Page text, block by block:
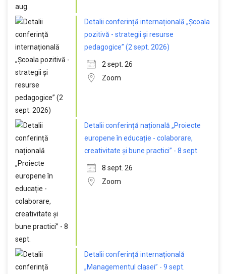
Detalii conferință internațională „Școala
pozitivă - strategii și resurse
pedagogice” (2 sept. 2026)
2 sept. 26
Zoom
Detalii conferință națională „Proiecte
europene în educație - colaborare,
creativitate și bune practici” - 8 sept.
8 sept. 26
Zoom
Detalii conferință internațională
„Managementul clasei” - 9 sept.